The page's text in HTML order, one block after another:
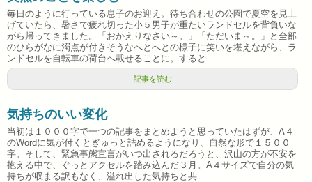
毎日のように行っている息子のお迎え。待ち合わせの公園で夏空を見上
げていたら、暑さで疲れ切った小５男子が重たいランドセルを背負いな
がら帰ってきました。「おかえりなさい～。」「ただいま～。」と全部
のひらがなに濁点が付きそうなへとへとの様子に笑いを堪えながら、ラ
ンドセルを自転車の荷台へ載せることに。すると...
記事を読む
気持ちのいい変化
当初は１０００字で一つの記事をまとめようと思っていたはずが、A４
のWordに気が付くとぎゅっと詰めるようになり、自然な形で１５００
字。そして、緊急事態宣言がいつ出されるだろうと、沢山の方が不安を
抱える中で、ぐっとアクセルを踏み込んだ３月。A４サイズで自分の気
持ちが収まる訳もなく、溢れ出した気持ちと共...